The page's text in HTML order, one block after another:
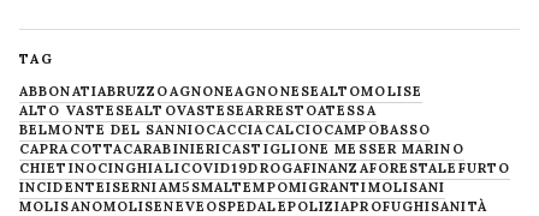
TAG
ABBONATIABRUZZOAGNONEAGNONESEALTOMOLISE
ALTO VASTESEALTOVASTESEARRESTOATESSA
BELMONTE DEL SANNIOCACCIACALCIOCAMPOBASSO
CAPRACOTTACARABINIERICASTIGLIONE MESSER MARINO
CHIETINOCINGHIALICOVID19DROGAFINANZAFORESTALE FURTO
INCIDENTEISERNIAM5SMALTEMPOMIGRANTIMOLISANI
MOLISANOMOLISENEVE OSPEDALEPOLIZIAPROFUGHISANITÀ